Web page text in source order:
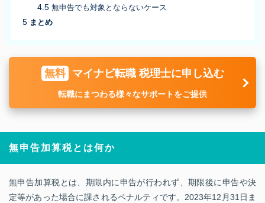
無申告でも対象とならないケース
まとめ
無料 マイナビ転職 税理士に申し込む
転職にまつわる様々なサポートをご提供
無申告加算税とは何か
無申告加算税とは、期限内に申告が行われず、期限後に申告や決
定等があった場合に課されるペナルティです。2023年12月31日ま